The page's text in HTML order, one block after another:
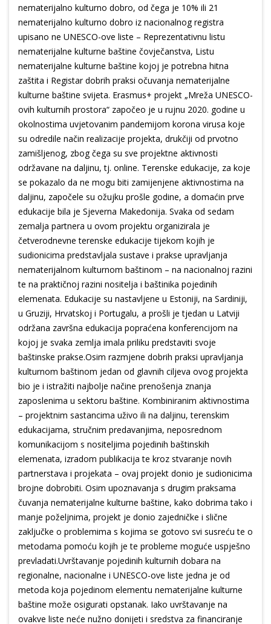
nematerijalno kulturno dobro, od čega je 10% ili 21
nematerijalno kulturno dobro iz nacionalnog registra
upisano ne UNESCO-ove liste – Reprezentativnu listu
nematerijalne kulturne baštine čovječanstva, Listu
nematerijalne kulturne baštine kojoj je potrebna hitna
zaštita i Registar dobrih praksi očuvanja nematerijalne
kulturne baštine svijeta. Erasmus+ projekt „Mreža UNESCO-
ovih kulturnih prostora“ započeo je u rujnu 2020. godine u
okolnostima uvjetovanim pandemijom korona virusa koje
su odredile način realizacije projekta, drukčiji od prvotno
zamišljenog, zbog čega su sve projektne aktivnosti
održavane na daljinu, tj. online. Terenske edukacije, za koje
se pokazalo da ne mogu biti zamijenjene aktivnostima na
daljinu, započele su ožujku prošle godine, a domaćin prve
edukacije bila je Sjeverna Makedonija. Svaka od sedam
zemalja partnera u ovom projektu organizirala je
četverodnevne terenske edukacije tijekom kojih je
sudionicima predstavljala sustave i prakse upravljanja
nematerijalnom kulturnom baštinom – na nacionalnoj razini
te na praktičnoj razini nositelja i baštinika pojedinih
elemenata. Edukacije su nastavljene u Estoniji, na Sardiniji,
u Gruziji, Hrvatskoj i Portugalu, a prošli je tjedan u Latviji
održana završna edukacija popraćena konferencijom na
kojoj je svaka zemlja imala priliku predstaviti svoje
baštinske prakse.Osim razmjene dobrih praksi upravljanja
kulturnom baštinom jedan od glavnih ciljeva ovog projekta
bio je i istražiti najbolje načine prenošenja znanja
zaposlenima u sektoru baštine. Kombiniranim aktivnostima
– projektnim sastancima uživo ili na daljinu, terenskim
edukacijama, stručnim predavanjima, neposrednom
komunikacijom s nositeljima pojedinih baštinskih
elemenata, izradom publikacija te kroz stvaranje novih
partnerstava i projekata – ovaj projekt donio je sudionicima
brojne dobrobiti. Osim upoznavanja s drugim praksama
čuvanja nematerijalne kulturne baštine, kako dobrima tako i
manje poželjnima, projekt je donio zajedničke i slične
zaključke o problemima s kojima se gotovo svi susreću te o
metodama pomoću kojih je te probleme moguće uspješno
prevladati.Uvrštavanje pojedinih kulturnih dobara na
regionalne, nacionalne i UNESCO-ove liste jedna je od
metoda koja pojedinom elementu nematerijalne kulturne
baštine može osigurati opstanak. Iako uvrštavanje na
ovakve liste neće nužno donijeti i sredstva za financiranje